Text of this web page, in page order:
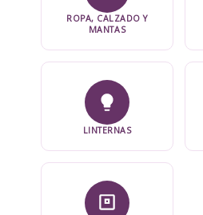
ROPA, CALZADO Y
MANTAS
LINTERNAS